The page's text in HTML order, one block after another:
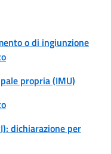
o di ingiunzione
propria (IMU)
dichiarazione per